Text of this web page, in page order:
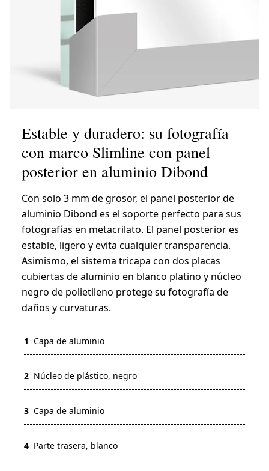
Estable y duradero: su fotografía
con marco Slimline con panel
posterior en aluminio Dibond
Con solo 3 mm de grosor, el panel posterior de
aluminio Dibond es el soporte perfecto para sus
fotografías en metacrilato. El panel posterior es
estable, ligero y evita cualquier transparencia.
Asimismo, el sistema tricapa con dos placas
cubiertas de aluminio en blanco platino y núcleo
negro de polietileno protege su fotografía de
daños y curvaturas.
1 Capa de aluminio
2 Núcleo de plástico, negro
3 Capa de aluminio
4 Parte trasera, blanco